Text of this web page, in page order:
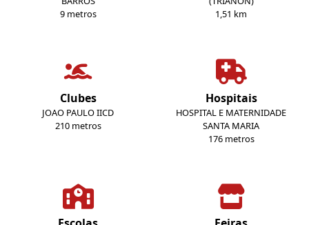
9 metros
1,51 km
Clubes
JOAO PAULO IICD
210 metros
Hospitais
HOSPITAL E MATERNIDADE
SANTA MARIA
176 metros